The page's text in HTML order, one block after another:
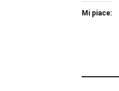
Mi piace: